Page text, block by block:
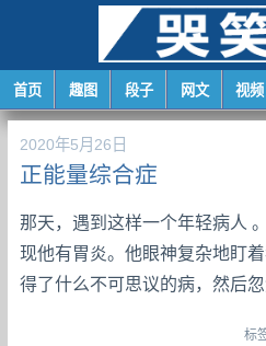
首页 趣图 段子 网文 视频
2020年5月26日
正能量综合症
那天，遇到这样一个年轻病人
现他有胃炎。他眼神复杂地盯
得了什么不可思议的病，然后
标